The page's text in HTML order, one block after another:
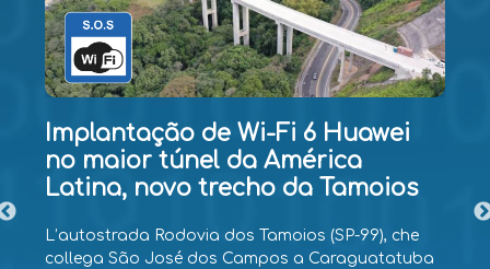
Implantação de Wi-Fi 6 Huawei
no maior túnel da América
Latina, novo trecho da Tamoios
L’autostrada Rodovia dos Tamoios (SP-99), che
collega São José dos Campos a Caraguatatuba